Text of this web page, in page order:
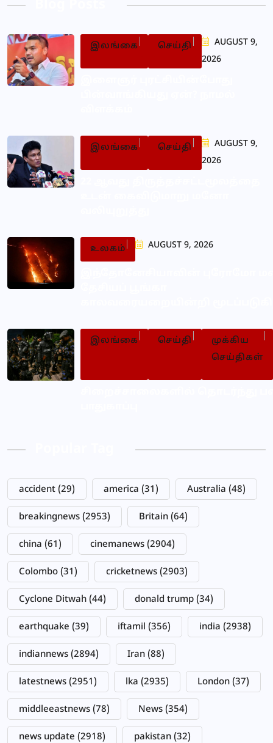
இலங்கை செய்தி
AUGUST 9,
2026
இலங்கை செய்தி
AUGUST 9,
2026
உலகம் AUGUST 9, 2026
இலங்கை செய்தி
முக்கிய
செய்திகள்
accident (29) america (31) Australia (48)
breakingnews (2953) Britain (64)
china (61) cinemanews (2904)
Colombo (31) cricketnews (2903)
Cyclone Ditwah (44) donald trump (34)
earthquake (39) iftamil (356) india (2938)
indiannews (2894) Iran (88)
latestnews (2951) lka (2935) London (37)
middleeastnews (78) News (354)
news update (2918) pakistan (32)